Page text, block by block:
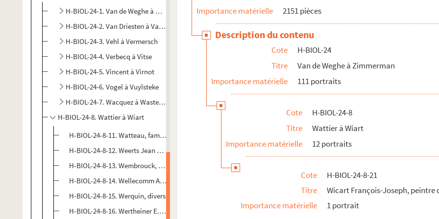
H-BIOL-24-1. Van de Weghe à Vandewinckele
H-BIOL-24-2. Van Driesten à Van Heulle
H-BIOL-24-3. Vehl à Vermersch
H-BIOL-24-4. Verbecq à Vitse
H-BIOL-24-5. Vincent à Virnot
H-BIOL-24-6. Vogel à Vuylsteke
H-BIOL-24-7. Wacquez à Wastelin
H-BIOL-24-8. Wattier à Wiart
H-BIOL-24-8-11. Watteau, famille et artiste peintre
H-BIOL-24-8-12. Weerts Jean Joseph, artiste peintre
H-BIOL-24-8-13. Wembrouck, notable
H-BIOL-24-8-14. Wellecomm Antoine, commissaire
H-BIOL-24-8-15. Werquin, divers
H-BIOL-24-8-16. Wertheiner E., docteur
Importance matérielle
2151 pièces
Description du contenu
Cote
H-BIOL-24
Titre
Van de Weghe à Zimmerman
Importance matérielle
111 portraits
Cote
H-BIOL-24-8
Titre
Wattier à Wiart
Importance matérielle
12 portraits
Cote
H-BIOL-24-8-21
Titre
Wicart François-Joseph, peintre
Importance matérielle
1 portrait